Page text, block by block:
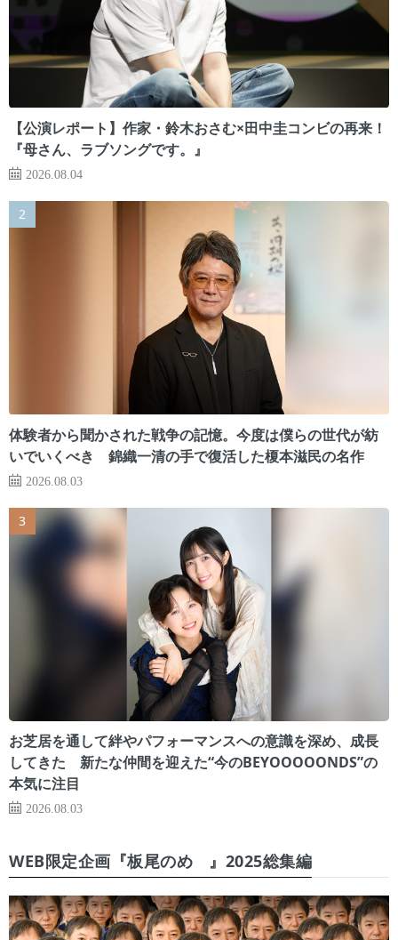
【公演レポート】作家・鈴木おさむ×田中圭コンビの再来！
『母さん、ラブソングです。』
2026.08.04
体験者から聞かされた戦争の記憶。今度は僕らの世代が紡
いでいくべき 錦織一清の手で復活した榎本滋民の名作
2026.08.03
お芝居を通して絆やパフォーマンスへの意識を深め、成長
してきた 新たな仲間を迎えた“今のBEYOOOOONDS”の
本気に注目
2026.08.03
WEB限定企画『板尾のめ゙』2025総集編